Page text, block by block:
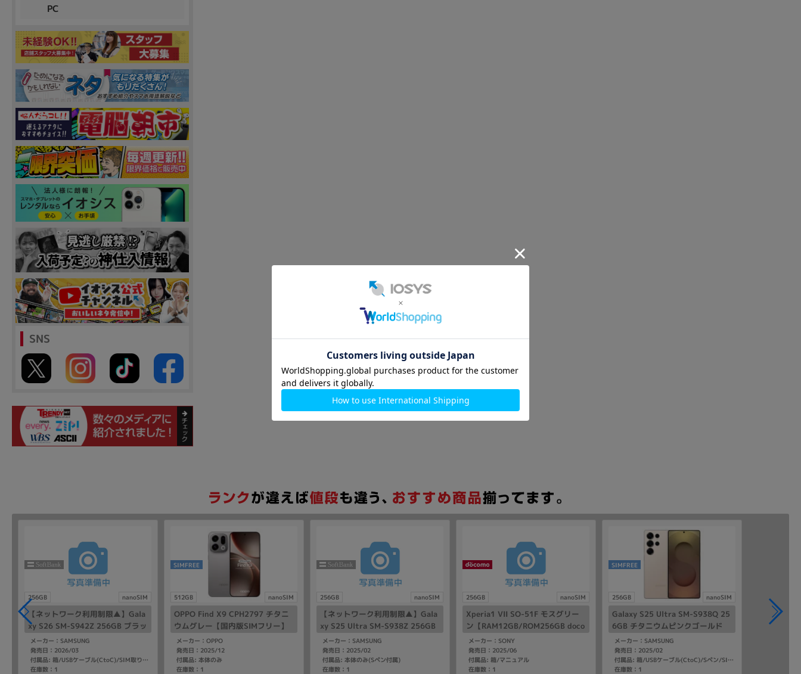
PC
SNS
256GB nanoSIM
【ネットワーク利用制限▲】Gala
xy S26 SM-S942Z 256GB ブラッ
ク【SoftBank版 SIMフリー】
メーカー：SAMSUNG
発売日：2026/03
付属品: 箱/USBケーブル(CtoC)/SIM取り出し用ピン/クイックスタートガイド
在庫数：1
512GB nanoSIM
SIMFREE
OPPO Find X9 CPH2797 チタニ
ウムグレー【国内版SIMフリー】
メーカー：OPPO
発売日：2025/12
付属品: 本体のみ
在庫数：1
256GB nanoSIM
【ネットワーク利用制限▲】Gala
xy S25 Ultra SM-S938Z 256GB
チタニウムシルバーブルー【Soft
Bank版 SIMフリー】
メーカー：SAMSUNG
発売日：2025/02
付属品: 本体のみ(Sペン付属)
在庫数：1
256GB nanoSIM
Xperia1 VII SO-51F モスグリー
ン【RAM12GB/ROM256GB doco
mo版SIMフリー】
メーカー：SONY
発売日：2025/06
付属品: 箱/マニュアル
在庫数：1
256GB nanoSIM
SIMFREE
Galaxy S25 Ultra SM-S938Q 25
6GB チタニウムピンクゴールド
【国内版 SIMフリー】
メーカー：SAMSUNG
発売日：2025/02
付属品: 箱/USBケーブル(CtoC)/Sペン/SIM取り出し用ピン/マニュアル
在庫数：1